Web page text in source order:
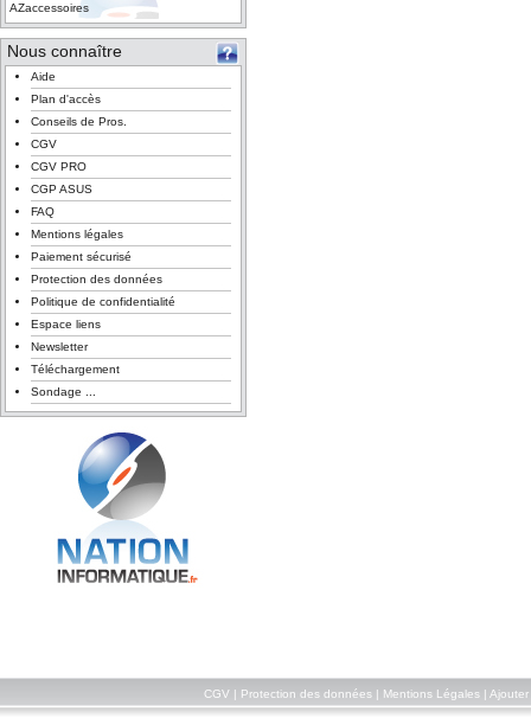
AZaccessoires
Nous connaître
Aide
Plan d'accès
Conseils de Pros.
CGV
CGV PRO
CGP ASUS
FAQ
Mentions légales
Paiement sécurisé
Protection des données
Politique de confidentialité
Espace liens
Newsletter
Téléchargement
Sondage ...
CGV Protection des données| Mentions Légales| Ajouter